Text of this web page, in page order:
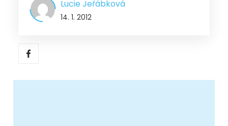
Lucie Jeřábková
14. 1. 2012